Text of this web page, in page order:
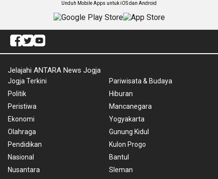
Unduh Mobile Apps untuk iOS dan Android
Jelajahi ANTARA News Jogja
Jogja Terkini
Politik
Peristiwa
Ekonomi
Olahraga
Pendidikan
Nasional
Nusantara
Pariwisata & Budaya
Hiburan
Mancanegara
Yogyakarta
Gunung Kidul
Kulon Progo
Bantul
Sleman